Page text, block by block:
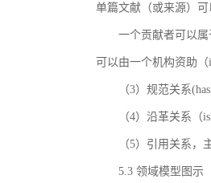
单篇文献（或来源）可
一个贡献者可以
可以由一个机构资助（
（3）规范关系
（4）沿革关系
（5）引用关系，
5.3 领域模型图示